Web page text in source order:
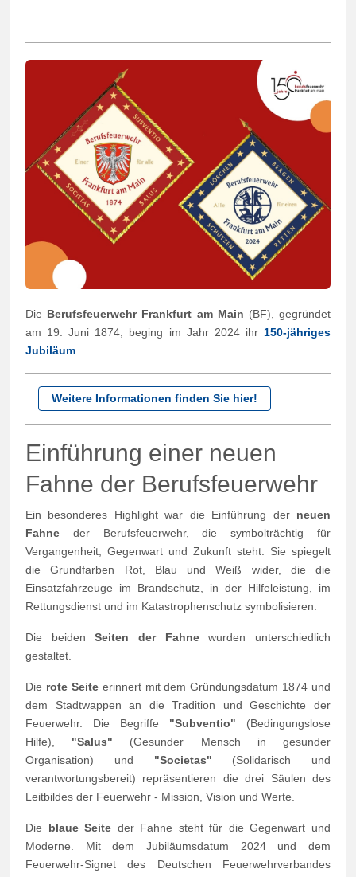
Die Berufsfeuerwehr Frankfurt am Main (BF), gegründet
am 19. Juni 1874, beging im Jahr 2024 ihr 150-jähriges
Jubiläum
Weitere Informationen finden Sie hier!
Einführung einer neuen
Fahne der Berufsfeuerwehr
Ein besonderes Highlight war die Einführung der neuen
Fahne der Berufsfeuerwehr, die symbolträchtig für
Vergangenheit, Gegenwart und Zukunft steht. Sie spiegelt
die Grundfarben Rot, Blau und Weiß wider, die die
Einsatzfahrzeuge im Brandschutz, in der Hilfeleistung, im
Rettungsdienst und im Katastrophenschutz symbolisieren.
Die beidenSeiten der Fahnewurden unterschiedlich
gestaltet.
Die rote Seiteerinnert mit dem Gründungsdatum 1874 und
dem Stadtwappen an die Tradition und Geschichte der
Feuerwehr. Die Begriffe "Subventio" (Bedingungslose
Hilfe), "Salus" (Gesunder Mensch in gesunder
Organisation) und "Societas" (Solidarisch und
verantwortungsbereit) repräsentieren die drei Säulen des
Leitbildes der Feuerwehr - Mission, Vision und Werte.
Die blaue Seite der Fahne steht für die Gegenwart und
Moderne. Mit dem Jubiläumsdatum 2024 und dem
Feuerwehr-Signet des Deutschen Feuerwehrverbandes